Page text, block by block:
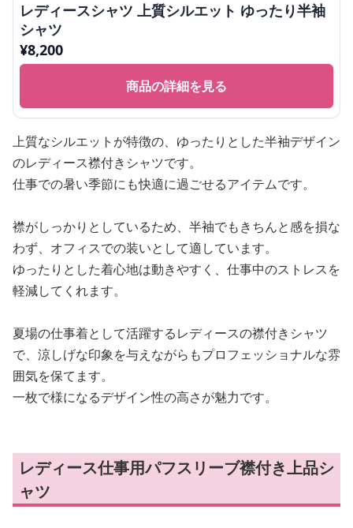
レディースシャツ 上質シルエット ゆったり半袖
シャツ
¥8,200
商品の詳細を見る
上質なシルエットが特徴の、ゆったりとした半袖デザイン
のレディース襟付きシャツです。
仕事での暑い季節にも快適に過ごせるアイテムです。
襟がしっかりとしているため、半袖でもきちんと感を損な
わず、オフィスでの装いとして適しています。
ゆったりとした着心地は動きやすく、仕事中のストレスを
軽減してくれます。
夏場の仕事着として活躍するレディースの襟付きシャツ
で、涼しげな印象を与えながらもプロフェッショナルな雰
囲気を保てます。
一枚で様になるデザイン性の高さが魅力です。
レディース仕事用パフスリーブ襟付き上品シ
ャツ